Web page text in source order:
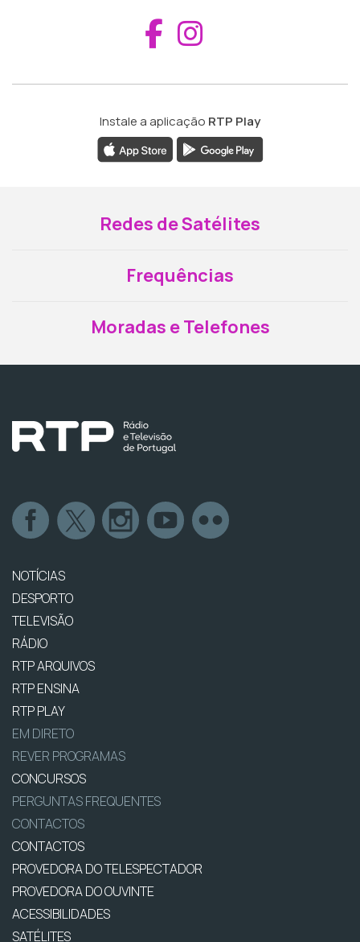
Aceder ao
Instale a aplicação RTP Play
Redes de Satélites
Frequências
Moradas e Telefones
NOTÍCIAS
DESPORTO
TELEVISÃO
RÁDIO
RTP ARQUIVOS
RTP ENSINA
RTP PLAY
EM DIRETO
REVER PROGRAMAS
CONCURSOS
PERGUNTAS FREQUENTES
CONTACTOS
CONTACTOS
PROVEDORA DO TELESPECTADOR
PROVEDORA DO OUVINTE
ACESSIBILIDADES
SATÉLITES